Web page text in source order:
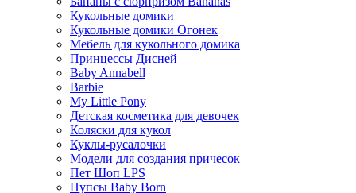
Кукольные домики
Кукольные домики Огонек
Мебель для кукольного домика
Принцессы Дисней
Baby Annabell
Barbie
My Little Pony
Детская косметика для девочек
Коляски для кукол
Куклы-русалочки
Модели для создания причесок
Пет Шоп LPS
Пупсы Baby Born